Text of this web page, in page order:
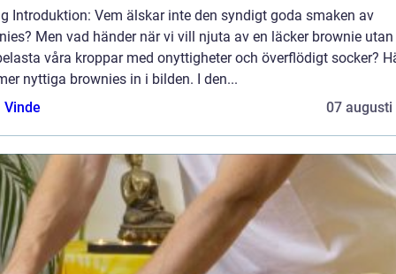
Introduktion: Vem älskar inte den syndigt goda smaken av
Men vad händer när vi vill njuta av en läcker brownie
våra kroppar med onyttigheter och överflödigt socker?
nyttiga brownies in i bilden. I den...
Vinde
07 augusti